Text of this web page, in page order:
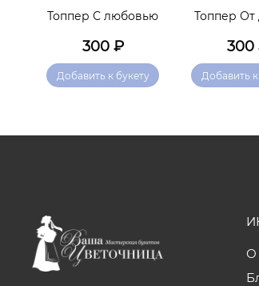
Топпер С любовью
300₽
Добавить к букету
Топпер От
300
Добавить
О